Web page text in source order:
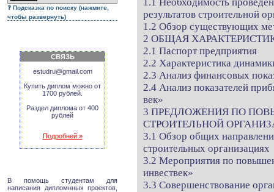
Подсказка по поиску (нажмите,
чтобы развернуть)
СВЯЗЬ
estudru@gmail.com
Купить диплом можно от
1700 рублей.
Раздел диплома от 400
рублей
Подробней »
В помощь студентам для
написания дипломнных проектов,
результатов строительной
1.2 Обзор существующих
2 ОБЩАЯ
2.1 Паспорт предприятия
2.2 Характеристика
2.3 Анализ финансовых
2.4 Анализ показателей
век»
3 ПРЕДЛОЖЕНИЯ ПО
СТРОИТЕЛЬНОЙ
3.1 Обзор общих
строительных организациях
3.2 Мероприятия по
инвествек»
3.3 Совершенствование